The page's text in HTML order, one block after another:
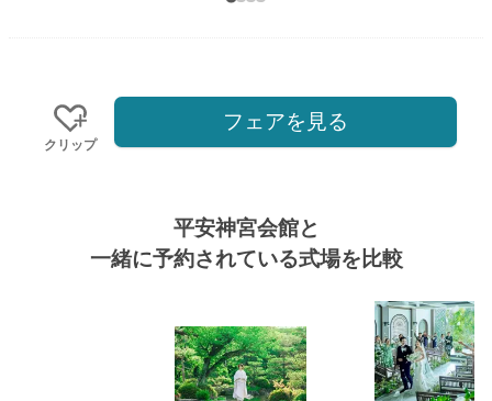
クリップ
フェアを見る
平安神宮会館と
一緒に予約されている式場を比較